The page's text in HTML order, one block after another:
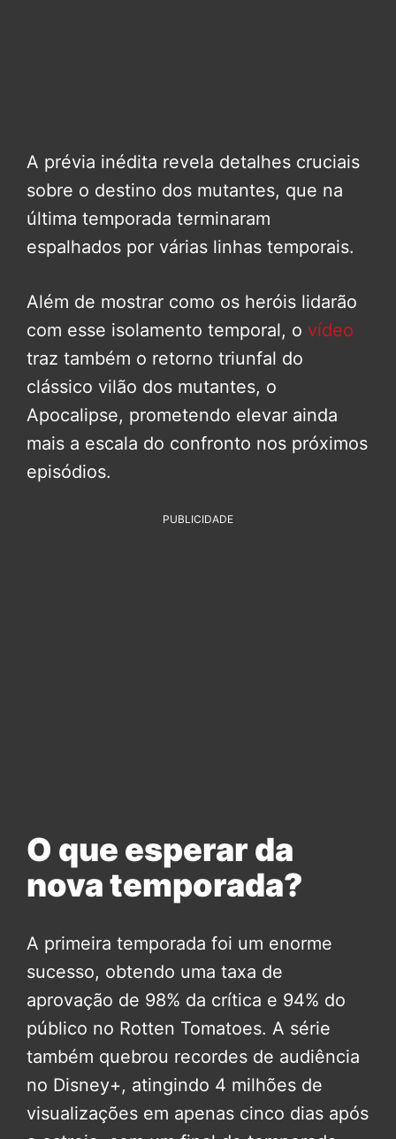
A prévia inédita revela detalhes cruciais
sobre o destino dos mutantes, que na
última temporada terminaram
espalhados por várias linhas temporais.
Além de mostrar como os heróis lidarão
com esse isolamento temporal, o vídeo
traz também o retorno triunfal do
clássico vilão dos mutantes, o
Apocalipse, prometendo elevar ainda
mais a escala do confronto nos próximos
episódios.
PUBLICIDADE
O que esperar da
nova temporada?
A primeira temporada foi um enorme
sucesso, obtendo uma taxa de
aprovação de 98% da crítica e 94% do
público no Rotten Tomatoes. A série
também quebrou recordes de audiência
no Disney+, atingindo 4 milhões de
visualizações em apenas cinco dias após